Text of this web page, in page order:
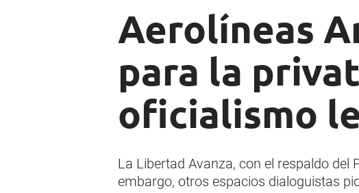
Aerolíneas
para la
oficialismo
La Libertad Avanza, con el respaldo del
embargo, otros espacios dialoguistas